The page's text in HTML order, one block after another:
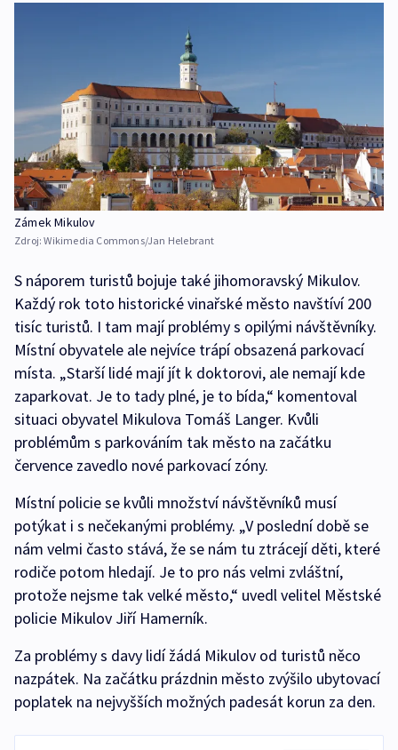
Zámek Mikulov
Zdroj:Wikimedia Commons/Jan Helebrant
S náporem turistů bojuje také jihomoravský Mikulov.
Každý rok toto historické vinařské město navštíví 200
tisíc turistů. I tam mají problémy s opilými návštěvníky.
Místní obyvatele ale nejvíce trápí obsazená parkovací
místa. „Starší lidé mají jít k doktorovi, ale nemají kde
zaparkovat. Je to tady plné, je to bída,“ komentoval
situaci obyvatel Mikulova Tomáš Langer. Kvůli
problémům s parkováním tak město na začátku
července zavedlo nové parkovací zóny.
Místní policie se kvůli množství návštěvníků musí
potýkat i s nečekanými problémy. „V poslední době se
nám velmi často stává, že se nám tu ztrácejí děti, které
rodiče potom hledají. Je to pro nás velmi zvláštní,
protože nejsme tak velké město,“ uvedl velitel Městské
policie Mikulov Jiří Hamerník.
Za problémy s davy lidí žádá Mikulov od turistů něco
nazpátek. Na začátku prázdnin město zvýšilo ubytovací
poplatek na nejvyšších možných padesát korun za den.